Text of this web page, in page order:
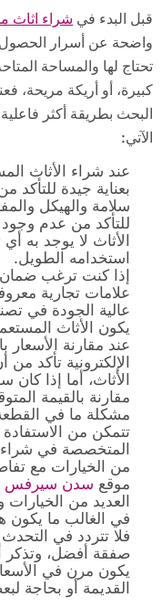
قبل البدء في شراء اثاث
واضحة عن أسرار الحصول
تحتاج لها والمساحة
كبيرة، أو أريكة مريحة،
البحث بطريقة أكثر
الآتي:
عند شراء الأثاث
بعناية جيدة للتأكد
سلامة والهيكل
للتأكد من عدم
الأثاث لا يوجد به
استخدامه الطويل.
إذا كنت ترغب
علامات تجارية
عالية الجودة في
يكون الأثاث
عند مقارنة الأسعار
الإلكترونية تأكد
الأثاث، أما إذا
مقارنة بالقيمة
مشكلة ما في
تتمكن من الاستفادة
المتخصصة في شراء
من الخيارات مع
موقع سدن سيرفس
العديد من
في الغالب ما يكون
فلا تتردد في
صفقة أفضل، وتذكر
يكون مرن في
القديمة أو بحاجة